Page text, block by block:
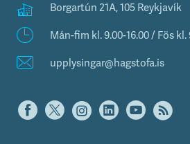
Borgartún 21A, 105 Reykjavík
Mán-fim kl. 9.00-16.00 / Fös kl.
upplysingar@hagstofa.is